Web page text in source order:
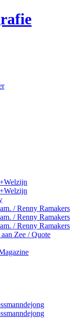
/ Renny Ramakers
/ Renny Ramakers
/ Renny Ramakers
Zee / Quote